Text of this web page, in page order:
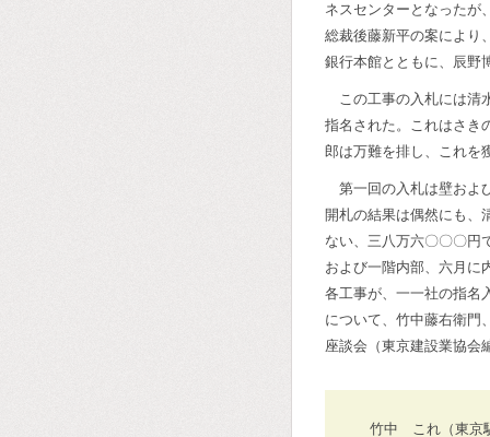
ネスセンターとなったが
総裁後藤新平の案により
銀行本館とともに、辰野
この工事の入札には清
指名された。これはさき
郎は万難を排し、これを
第一回の入札は壁およ
開札の結果は偶然にも、
ない、三八万六〇〇〇円
および一階内部、六月に
各工事が、一一社の指名
について、竹中藤右衛門
座談会（東京建設業協会
竹中 これ（東京